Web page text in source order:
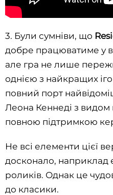
3. Були сумніви, що
добре працюватиме у
але гра не лише
однією з найкращих
повний порт
Леона Кеннеді з видом
повною підтримкою
Не всі елементи цієї
досконало, наприклад
роликів. Однак це
до класики.